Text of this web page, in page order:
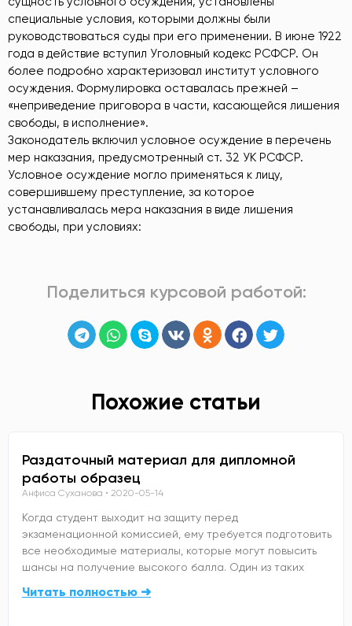
специальные условия, которыми должны были
руководствоваться суды при его применении. В июне 1922
года в действие вступил Уголовный кодекс РСФСР. Он
более подробно характеризовал институт условного
осуждения. Формулировка оставалась прежней –
«неприведение приговора в части, касающейся лишения
свободы, в исполнение».
Законодатель включил условное осуждение в перечень
мер наказания, предусмотренный ст. 32 УК РСФСР.
Условное осуждение могло применяться к лицу,
совершившему преступление, за которое
устанавливалась мера наказания в виде лишения
свободы, при условиях:
Поделиться курсовой работой:
Похожие статьи
Раздаточный материал для дипломной
работы образец
Анфиса Суханова 2020-05-14
Когда студент выходит на защиту перед
экзаменационной комиссией, ему требуется подготовить
все необходимые материалы, которые могут повысить
шансы на получение высокого балла. Один из таких
Читать полностью ➜